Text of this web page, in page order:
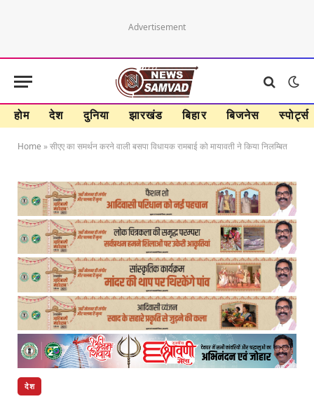
Advertisement
होम देश दुनिया झारखंड बिहार बिजनेस स्पोर्ट्स
Home »सीएए का समर्थन करने वाली बसपा विधायक रामबाई को मायावती ने ​किया निलम्बित
देश